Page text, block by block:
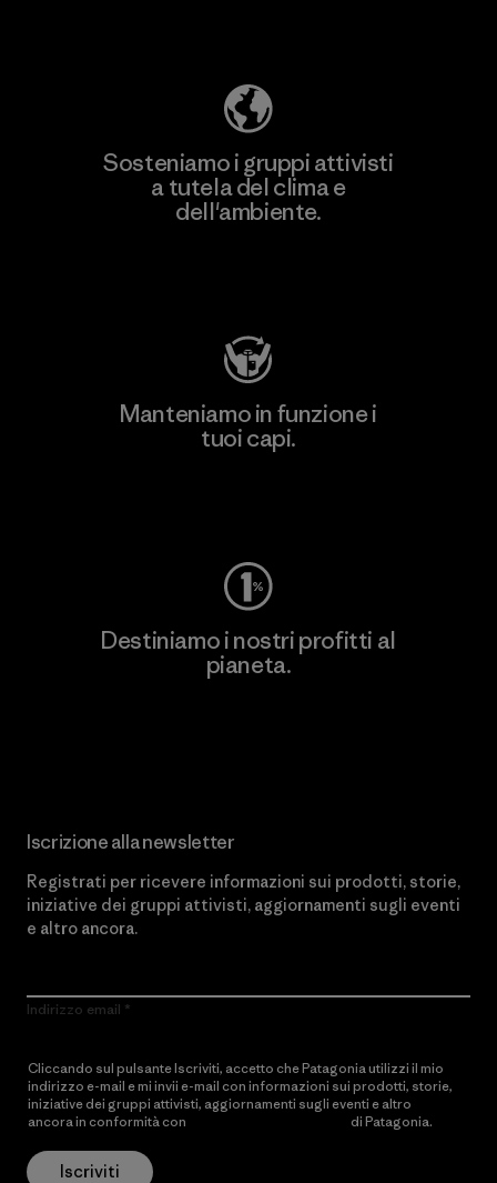
Sosteniamo i gruppi attivisti
a tutela del clima e
dell'ambiente.
Manteniamo in funzione i
tuoi capi.
Destiniamo i nostri profitti al
pianeta.
Iscrizione alla newsletter
Registrati per ricevere informazioni sui prodotti, storie,
iniziative dei gruppi attivisti, aggiornamenti sugli eventi
e altro ancora.
Indirizzo email
Cliccando sul pulsante Iscriviti, accetto che Patagonia utilizzi il mio
indirizzo e-mail e mi invii e-mail con informazioni sui prodotti, storie,
iniziative dei gruppi attivisti, aggiornamenti sugli eventi e altro
ancora in conformità con
di Patagonia.
Iscriviti